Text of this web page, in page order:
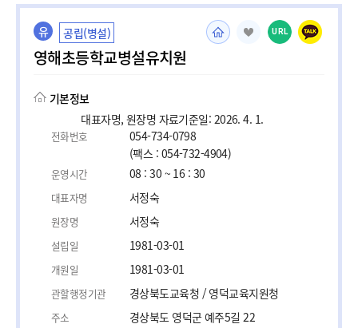
유 공립(병설)
영해초등학교병설유치원
URL
기본정보
대표자명, 원장명 자료기준일: 2026. 4. 1.
전화번호
054-734-0798
(팩스 : 054-732-4904)
운영시간 08 : 30 ~ 16 : 30
대표자명 서정숙
원장명 서정숙
설립일 1981-03-01
개원일 1981-03-01
관할행정기관 경상북도교육청 / 영덕교육지원청
주소 경상북도 영덕군 예주5길 22